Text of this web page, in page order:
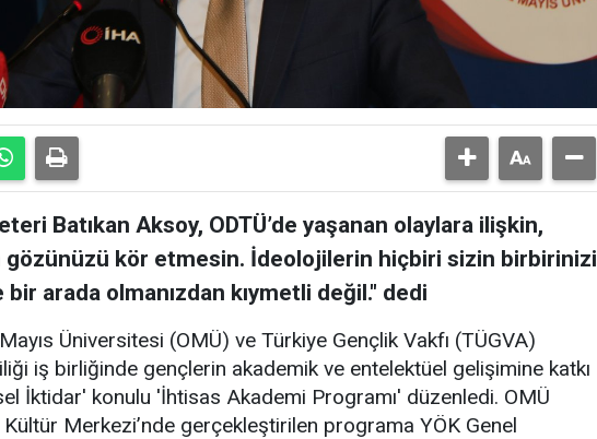
Batıkan Aksoy, ODTÜ’de yaşanan olaylara ilişkin,
gözünüzü kör etmesin. İdeolojilerin hiçbiri sizin birbirinizi
arada olmanızdan kıymetli değil." dedi
Üniversitesi (OMÜ) ve Türkiye Gençlik Vakfı (TÜGVA)
iş birliğinde gençlerin akademik ve entelektüel gelişimine katkı
İktidar' konulu 'İhtisas Akademi Programı' düzenledi. OMÜ
Merkezi’nde gerçekleştirilen programa YÖK Genel